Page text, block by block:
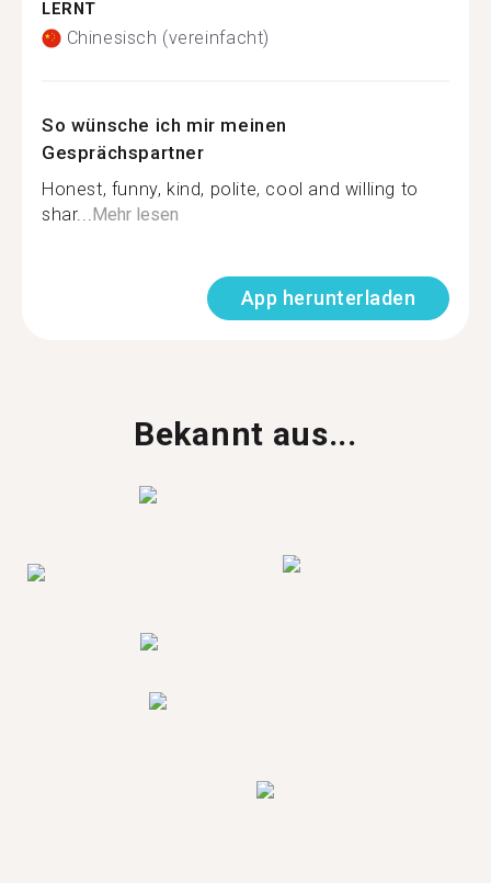
LERNT
Chinesisch (vereinfacht)
So wünsche ich mir meinen
Gesprächspartner
Honest, funny, kind, polite, cool and willing to
shar...Mehr lesen
App herunterladen
Bekannt aus...